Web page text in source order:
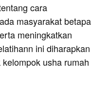
cara
masyarakat betapa
meningkatkan
ini diharapkan
usha rumah